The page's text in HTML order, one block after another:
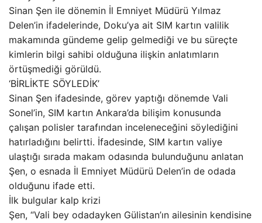
Sinan Şen ile dönemin İl Emniyet Müdürü Yılmaz
Delen’in ifadelerinde, Doku’ya ait SIM kartın valilik
makamında gündeme gelip gelmediği ve bu süreçte
kimlerin bilgi sahibi olduğuna ilişkin anlatımların
örtüşmediği görüldü.
‘BİRLİKTE SÖYLEDİK’
Sinan Şen ifadesinde, görev yaptığı dönemde Vali
Sonel’in, SIM kartın Ankara’da bilişim konusunda
çalışan polisler tarafından inceleneceğini söylediğini
hatırladığını belirtti. İfadesinde, SIM kartın valiye
ulaştığı sırada makam odasında bulunduğunu anlatan
Şen, o esnada İl Emniyet Müdürü Delen’in de odada
olduğunu ifade etti.
İlk bulgular kalp krizi
Şen, “Vali bey odadayken Gülistan’ın ailesinin kendisine